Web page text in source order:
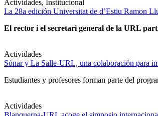
Actividades, Institucional
La 28a edición Universitat de d’Estiu Ramon
El rector i el secretari general de la URL
Actividades
Sónar y La Salle-URL, una colaboración para
Estudiantes y profesores forman parte del
Actividades